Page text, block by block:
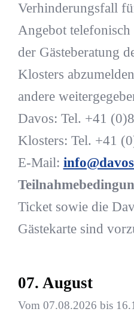
Verhinderungsfall
Angebot
der Gästeberatung
Klosters
andere
Davos: Tel. +41
Klosters: Tel. +41
E-Mail:
Ticket sowie die
Gästekarte sind
07. August
Vom 07.08.2026 bis